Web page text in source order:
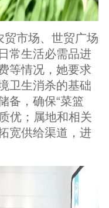
市场、世贸广场
常生活必需品进
等情况，她要求
卫生消杀的基础
备，确保“菜篮
优；属地和相关
宽供给渠道，进